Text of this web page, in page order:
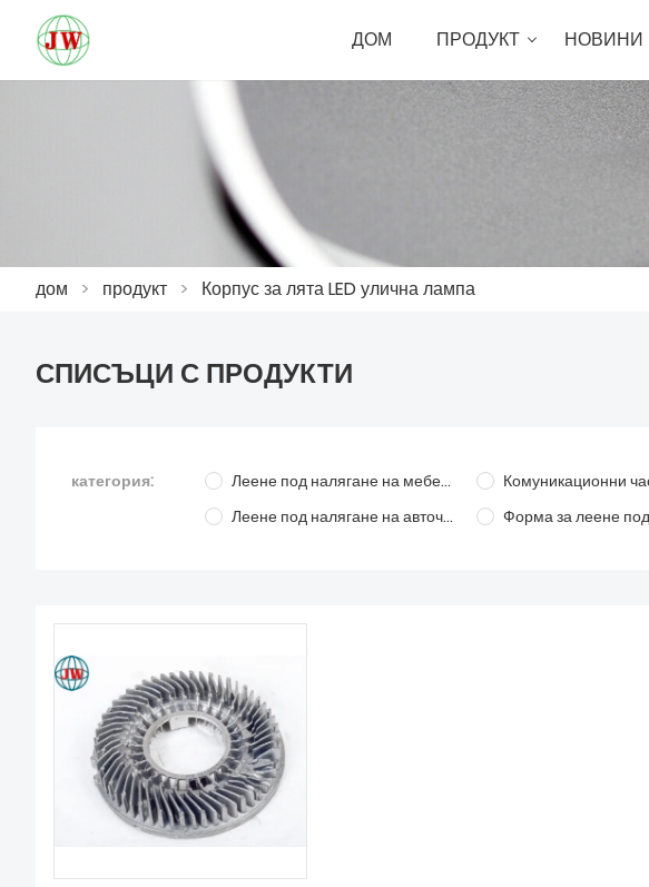
ДОМ ПРОДУКТ НОВИНИ
дом > продукт > Корпус за лята LED улична лампа
СПИСЪЦИ С ПРОДУКТИ
категория: Леене под налягане на мебелни части
Леене под налягане на авточасти
Форма за леене